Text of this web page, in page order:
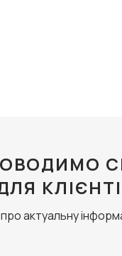
актуальну